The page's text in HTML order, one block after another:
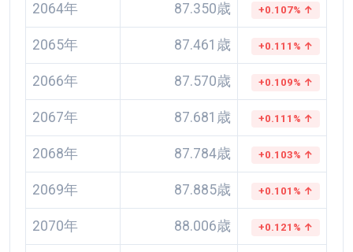
2064年 87.350歳 +0.107% ↑
2065年 87.461歳 +0.111% ↑
2066年 87.570歳 +0.109% ↑
2067年 87.681歳 +0.111% ↑
2068年 87.784歳 +0.103% ↑
2069年 87.885歳 +0.101% ↑
2070年 88.006歳 +0.121% ↑